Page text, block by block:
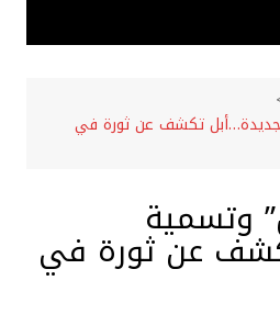
جديدة…أبل تكشف عن ثورة في
وتسمية
عن ثورة في